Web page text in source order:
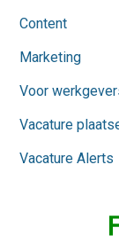
Content
Marketing
Voor
Vacature
Vacature Alerts